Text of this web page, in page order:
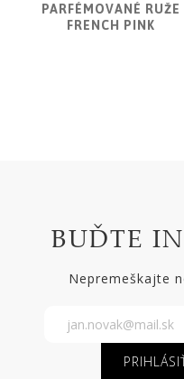
PARFÉMOVANÉ RUŽE
FRENCH PINK
BUĎTE
Nepremeškajte